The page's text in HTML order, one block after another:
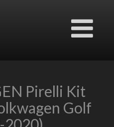
Ouvrir
le
Pirelli Kit
Golf